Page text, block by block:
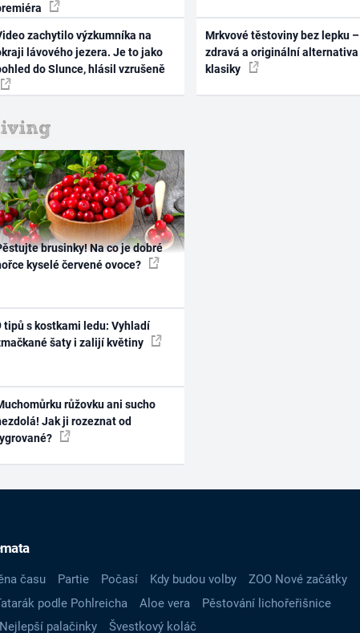
zachytilo výzkumníka na
lávového jezera. Je to jako
do Slunce, hlásil vzrušeně
Mrkvové těstoviny bez lepku –
zdravá a originální alternativa
klasiky
brusinky! Na co je dobré
kyselé červené ovoce?
tipů s kostkami ledu: Vyhladí
šaty i zalijí květiny
růžovku ani sucho
Jak ji rozeznat od
času Partie Počasí Kdy budou volby
ZOO Nové začátky
podle Pohlreicha Aloe vera
Pěstování lichořeřišnice
Nejlepší palačinky Švestkový koláč